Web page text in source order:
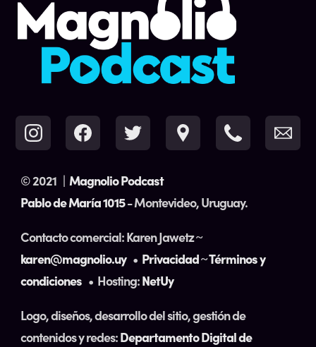
© 2021 |Magnolio Podcast
Pablo de María 1015- Montevideo, Uruguay.
Contacto comercial: Karen Jawetz ~
karen@magnolio.uy• Privacidad~Términos y
condiciones • Hosting:NetUy
Logo, diseños, desarrollo del sitio, gestión de
contenidos y redes:Departamento Digital de